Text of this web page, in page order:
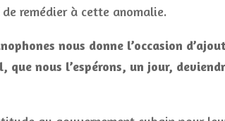
remédier à cette anomalie.
nous donne l’occasion
nous l’espérons, un jour,